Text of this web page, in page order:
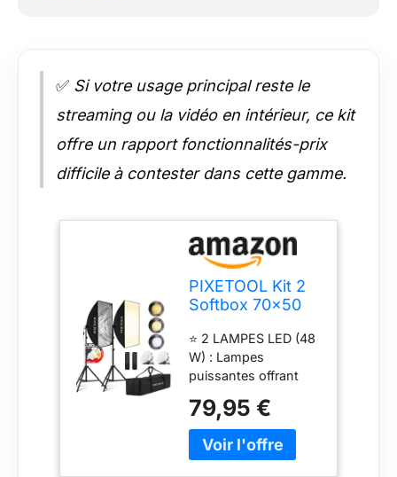
✅ Si votre usage principal reste le
streaming ou la vidéo en intérieur, ce kit
offre un rapport fonctionnalités-prix
difficile à contester dans cette gamme.
PIXETOOL Kit 2
Softbox 70x50
Studio Photo et
Éclairage
⭐ 2 LAMPES LED (48
W) : Lampes
puissantes offrant
4800 lumens, avec
112 perles de haute
qualité pour un
79,95 €